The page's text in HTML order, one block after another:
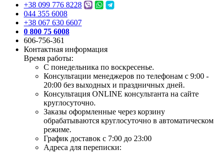
+38 099 776 8228
044 355 6008
+38 067 630 6607
0 800 75 6008
606-756-361
Контактная информация
Время работы:
С понедельника по воскресенье.
Консультации менеджеров по телефонам с 9:00 -
20:00 без выходных и праздничных дней.
Консультация ONLINE консультанта на сайте
круглосуточно.
Заказы оформленные через корзину
обрабатываются круглосуточно в автоматическом
режиме.
График доставок с 7:00 до 23:00
Адреса для переписки: